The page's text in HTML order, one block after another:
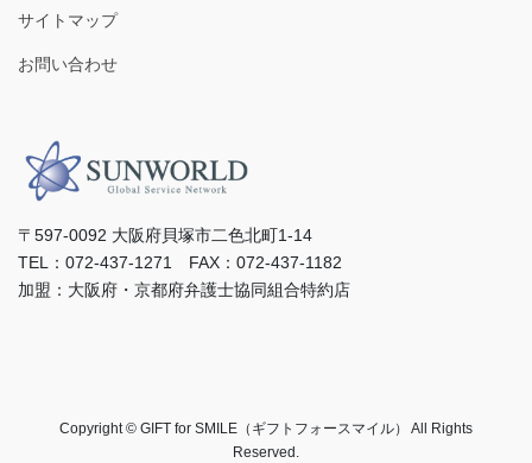
サイトマップ
お問い合わせ
〒597-0092 ⼤阪府⾙塚市⼆⾊北町1-14
TEL：072-437-1271 FAX：072-437-1182
加盟：⼤阪府・京都府弁護⼠協同組合特約店
Copyright © GIFT for SMILE（ギフトフォースマイル） All Rights
Reserved.